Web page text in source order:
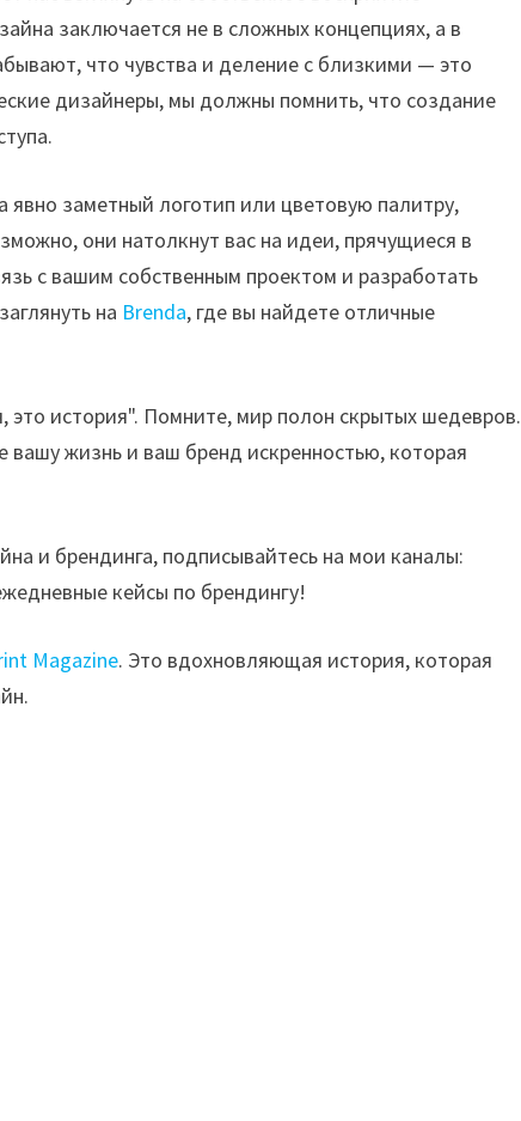
заключается не в сложных концепциях, а в
что чувства и деление с близкими — это
дизайнеры, мы должны помнить, что создание
заметный логотип или цветовую палитру,
они натолкнут вас на идеи, прячущиеся в
с вашим собственным проектом и разработать
на Brenda, где вы найдете отличные
история". Помните, мир полон скрытых шедевров.
жизнь и ваш бренд искренностью, которая
и брендинга, подписывайтесь на мои каналы:
кейсы по брендингу!
Magazine. Это вдохновляющая история, которая